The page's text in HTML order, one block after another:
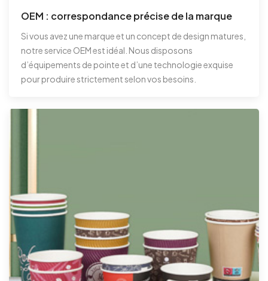
OEM : correspondance précise de la marque
Si vous avez une marque et un concept de design matures,
notre service OEM est idéal. Nous disposons
d’équipements de pointe et d’une technologie exquise
pour produire strictement selon vos besoins.